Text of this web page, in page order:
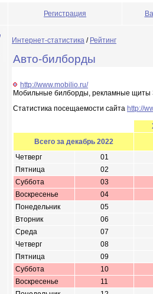
Регистрация
Интернет-статистика / Рейтинг
Авто-билборды
http://www.mobilio.ru/
Мобильные билборды, рекламные щиты
Статистика посещаемости сайта http://
Всего за декабрь 2022
Четверг
01
Пятница
02
Суббота
03
Воскресенье
04
Понедельник
05
Вторник
06
Среда
07
Четверг
08
Пятница
09
Суббота
10
Воскресенье
11